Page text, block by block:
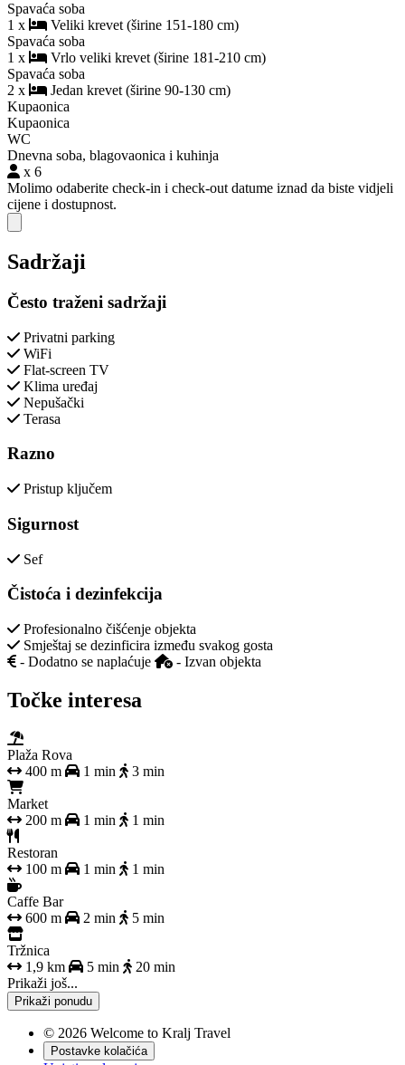
Spavaća soba
1 x
Veliki krevet (širine 151-180 cm)
Spavaća soba
1 x
Vrlo veliki krevet (širine 181-210 cm)
Spavaća soba
2 x
Jedan krevet (širine 90-130 cm)
Kupaonica
Kupaonica
WC
Dnevna soba, blagovaonica i kuhinja
x 6
Molimo odaberite check-in i check-out datume iznad da biste vidjeli
cijene i dostupnost.
Close modal
Sadržaji
Često traženi sadržaji
Privatni parking
WiFi
Flat-screen TV
Klima uređaj
Nepušački
Terasa
Razno
Pristup ključem
Sigurnost
Sef
Čistoća i dezinfekcija
Profesionalno čišćenje objekta
Smještaj se dezinficira između svakog gosta
- Dodatno se naplaćuje
- Izvan objekta
Točke interesa
Plaža Rova
400 m
1 min 3 min
Market
200 m
1 min 1 min
Restoran
100 m
1 min 1 min
Caffe Bar
600 m
2 min 5 min
Tržnica
1,9 km
5 min
20 min
Prikaži još...
Prikaži ponudu
© 2026 Welcome to Kralj Travel
Postavke kolačića